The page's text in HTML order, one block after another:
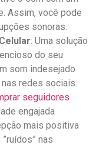
Assim, você pode
sonoras.
: Uma solução ​
do seu
som indesejado
redes sociais.
seguidores
engajada
‌mais positiva‍
nas